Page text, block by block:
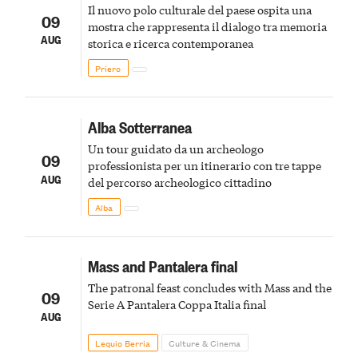
09
AUG
Il nuovo polo culturale del paese ospita una
mostra che rappresenta il dialogo tra memoria
storica e ricerca contemporanea
Priero
09
AUG
Alba Sotterranea
Un tour guidato da un archeologo
professionista per un itinerario con tre tappe
del percorso archeologico cittadino
Alba
09
AUG
Mass and Pantalera final
The patronal feast concludes with Mass and the
Serie A Pantalera Coppa Italia final
Lequio Berria Culture & Cinema